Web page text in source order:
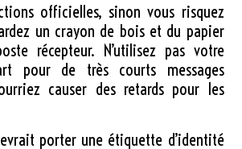
officielles, sinon vous risquez
un crayon de bois et du papier
récepteur. N’utilisez pas votre
pour de très courts messages
causer des retards pour les
porter une étiquette d’identité